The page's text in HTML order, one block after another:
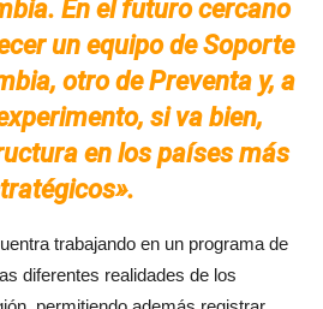
En el futuro cercano
un equipo de Soporte
otro de Preventa y, a
si va bien,
en los países más
trabajando en un programa de
diferentes realidades de los